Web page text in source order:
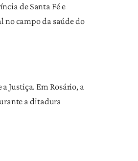
de Santa Fé e
no campo da saúde do
Justiça. Em Rosário, a
a ditadura